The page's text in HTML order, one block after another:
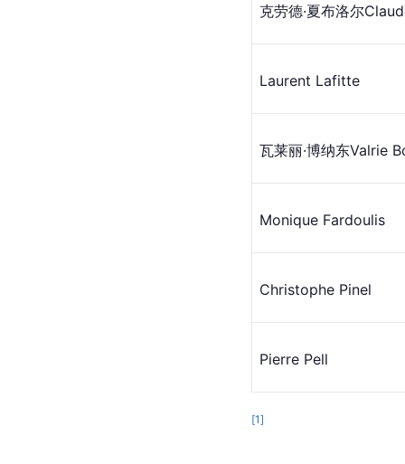
克劳德·夏布洛尔
Laurent Lafitte
瓦莱丽·博纳东Valrie
Monique Fardoulis
Christophe Pinel
Pierre Pell
[1]